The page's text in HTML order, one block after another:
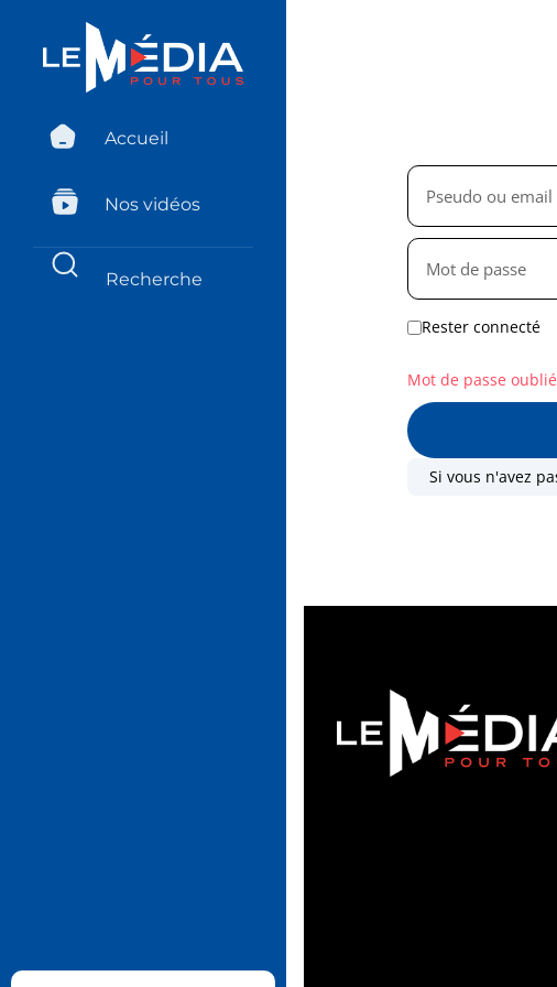
Accueil
Nos vidéos
Rester connecté
Mot de passe oublié
Si vous n'avez